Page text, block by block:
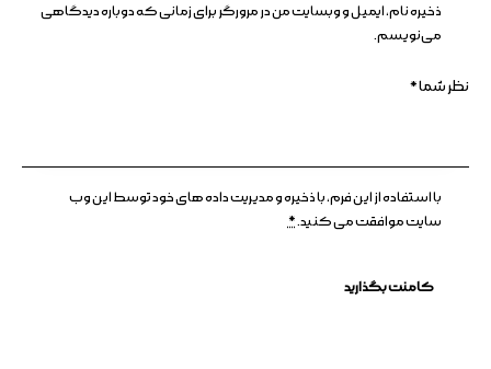
ذخیره نام، ایمیل و وبسایت من در مرورگر برای زمانی که دوباره دیدگاهی
می‌نویسم.
با استفاده از این فرم، با ذخیره و مدیریت داده های خود توسط این وب
سایت موافقت می کنید.*